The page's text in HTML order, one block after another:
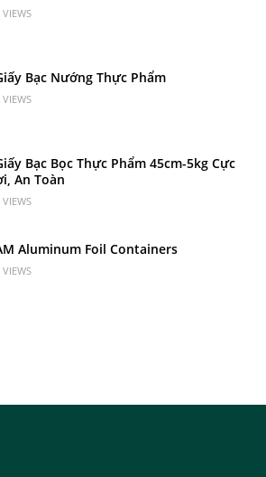
Bạc Nướng Thực Phẩm
Bạc Bọc Thực Phẩm 45cm-5kg Cực
An Toàn
Aluminum Foil Containers